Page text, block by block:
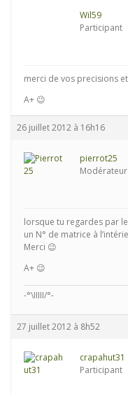
Wil59
Participant
merci de vos precisions
A+ 😉
26 juillet 2012 à 16h16
pierrot25
Modérateur
lorsque tu regardes par
un N° de matrice à
Merci 😉
A+ 😉
-°\IIIII/°-
27 juillet 2012 à 8h52
crapahut31
Participant